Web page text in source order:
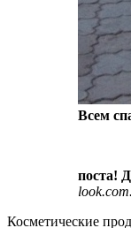
Всем
поста!
Косметические